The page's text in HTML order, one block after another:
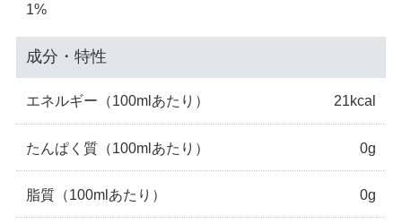
1%
成分・特性
エネルギー （100mlあたり） 21kcal
たんぱく質 （100mlあたり） 0g
脂質 （100mlあたり） 0g